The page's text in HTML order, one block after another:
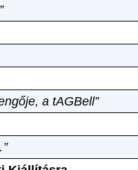
a tAGBell”